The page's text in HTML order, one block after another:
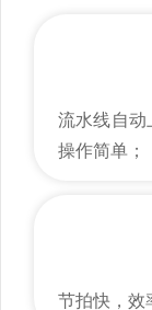
流水线自动
操作简单；
节拍快，效